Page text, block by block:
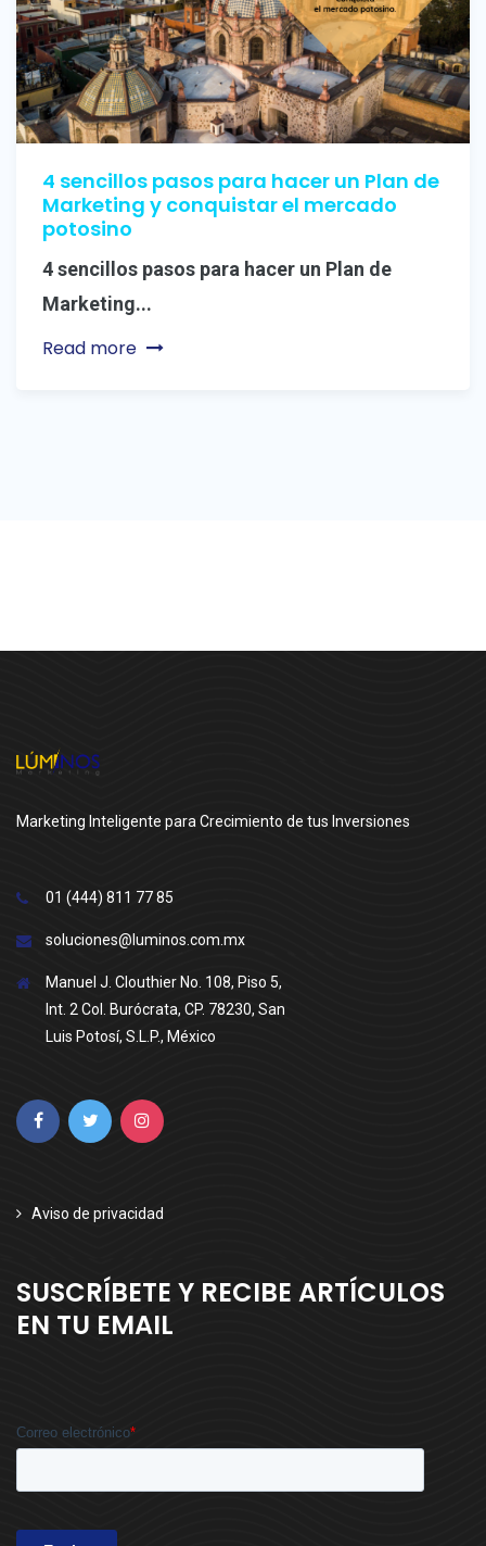
4 sencillos pasos para hacer un Plan de
Marketing y conquistar el mercado
potosino
4 sencillos pasos para hacer un Plan de
Marketing...
Read more
Marketing Inteligente para Crecimiento de tus Inversiones
01 (444) 811 77 85
soluciones@luminos.com.mx
Manuel J. Clouthier No. 108, Piso 5,
Int. 2 Col. Burócrata, CP. 78230, San
Luis Potosí, S.L.P., México
Aviso de privacidad
SUSCRÍBETE Y RECIBE ARTÍCULOS
EN TU EMAIL
Correo electrónico*